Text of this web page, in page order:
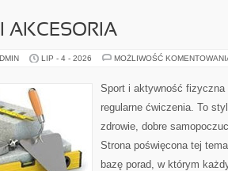
AKCESORIA
LIP - 4 - 2026 MOŻLIWOŚĆ
Sport i aktywność
regularne ćwiczenia. To
zdrowie, dobre
Strona poświęcona tej
bazę porad, w którym